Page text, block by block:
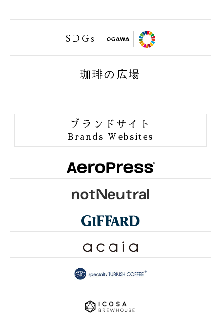
SDGs
FAIRTRAID
ORGANIC JAS
ORANG UTAN COFFEE
ONE of LOVE PROJECT
GROUNDS FOR HEALTH
FUN TO SHARE
PINK RIBBON KYOTO
SDGsとは
珈琲の広場
ブランドサイト
Brands Websites